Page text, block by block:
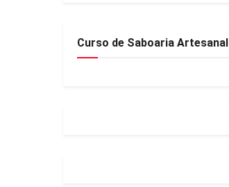
Curso de Saboaria Artesanal